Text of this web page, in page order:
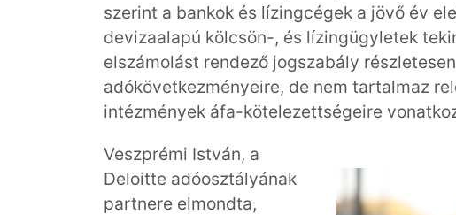
szerint a bankok és lízingcégek a jövő év
devizaalapú kölcsön-, és lízingügyletek
elszámolást rendező jogszabály
adókövetkezményeire, de nem tartalmaz
intézmények áfa-kötelezettségeire
Veszprémi István, a
Deloitte adóosztályának
partnere elmondta,